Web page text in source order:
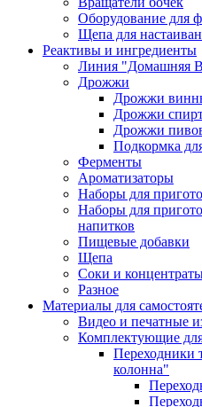
Оборудование для
Щепа для
Реактивы и ингредиенты
Линия "Домашняя
Дрожжи
Дрожжи
Дрожжи
Дрожжи
Подкормка
Ферменты
Ароматизаторы
Наборы для
Наборы для
напитков
Пищевые добавки
Щепа
Соки и
Разное
Материалы для
Видео и печатные
Комплектующие
Переходники
колонна"